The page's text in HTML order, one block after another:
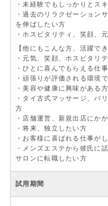
・未経験でもしっかりとス
・過去のリラクゼーション
を伸ばしたい方
・ホスピタリティ、笑顔、
【他にもこんな方、活躍で
・元気、笑顔、ホスピタリ
・ひとに喜んでもらえる仕
・頑張りが評価される環境
・美容や健康に興味がある方
・タイ古式マッサージ、バ
方
・店舗運営、新規出店にか
・将来、独立したい方
・お客様に喜ばれる仕事が
・メンズエステから彼氏に
サロンに転職したい方
試用期間